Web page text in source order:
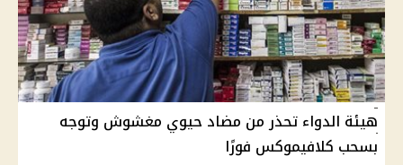
هيئة الدواء تحذر من مضاد حيوي مغشوش وتوجه
بسحب كلافيموكس فورًا